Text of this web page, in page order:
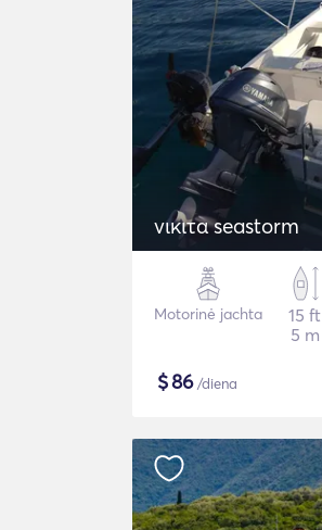
νικιτα seastorm
Motorinė jachta
15 ft
5 m
$86/diena